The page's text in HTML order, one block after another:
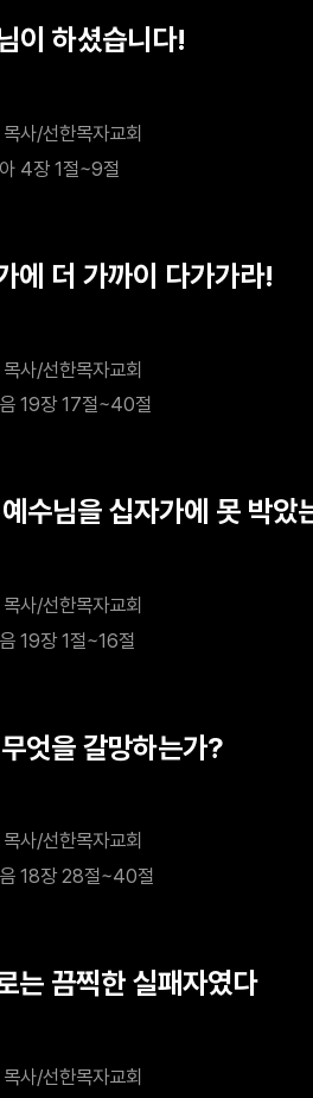
이 하셨습니다!
사/선한목자교회
4장 1절~9절
에 더 가까이 다가가라!
사/선한목자교회
19장 17절~40절
수님을 십자가에 못 박았
사/선한목자교회
19장 1절~16절
엇을 갈망하는가?
사/선한목자교회
18장 28절~40절
는 끔찍한 실패자였다
사/선한목자교회